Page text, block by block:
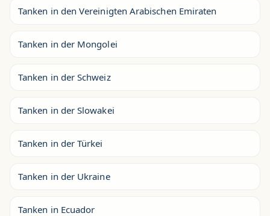
Tanken in den Vereinigten Arabischen Emiraten
Tanken in der Mongolei
Tanken in der Schweiz
Tanken in der Slowakei
Tanken in der Türkei
Tanken in der Ukraine
Tanken in Ecuador